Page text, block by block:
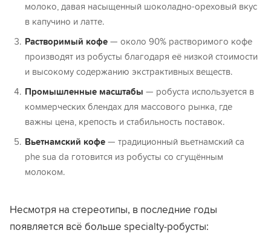
молоко, давая насыщенный шоколадно-ореховый вкус
в капучино и латте.
Растворимый кофе — около 90% растворимого кофе
производят из робусты благодаря её низкой стоимости
и высокому содержанию экстрактивных веществ.
Промышленные масштабы — робуста используется в
коммерческих блендах для массового рынка, где
важны цена, крепость и стабильность поставок.
Вьетнамский кофе — традиционный вьетнамский ca
phe sua da готовится из робусты со сгущённым
молоком.
Несмотря на стереотипы, в последние годы
появляется всё больше specialty-робусты: